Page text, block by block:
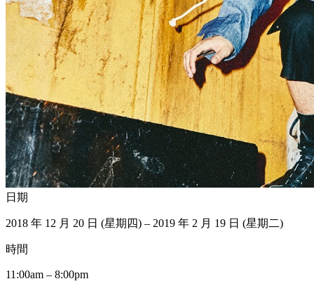
日期
2018 年 12 月 20 日 (星期四) – 2019 年 2 月 19 日 (星期二)
時間
11:00am – 8:00pm